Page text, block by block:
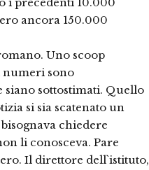
ancora 150.000
Uno scoop
numeri sono
siano sottostimati. Quello
si sia scatenato un
chiedere
li conosceva. Pare
Il direttore dell`istituto,